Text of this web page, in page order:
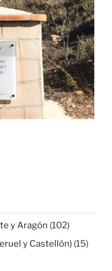
y Aragón (102)
y Castellón) (15)